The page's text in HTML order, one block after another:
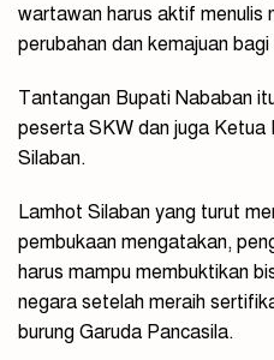
wartawan harus aktif menulis
perubahan dan kemajuan bagi
Tantangan Bupati Nababan
peserta SKW dan juga
Silaban.
Lamhot Silaban yang turut
pembukaan mengatakan,
harus mampu membuktikan
negara setelah meraih
burung Garuda Pancasila.